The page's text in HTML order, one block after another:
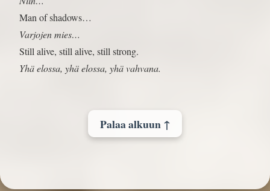
Man of shadows…
Varjojen mies…
Still alive, still alive, still strong.
Yhä elossa, yhä elossa, yhä vahvana.
Palaa alkuun ↑